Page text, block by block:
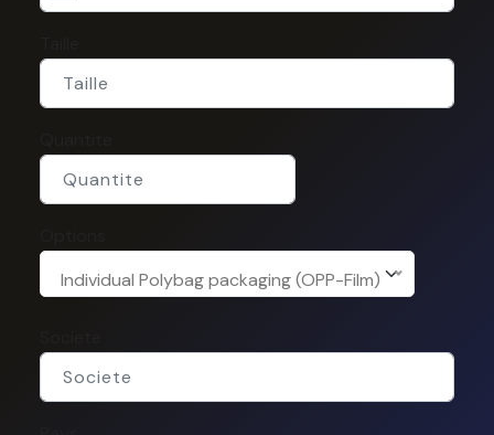
Individual Polybag packaging (OPP-Film)